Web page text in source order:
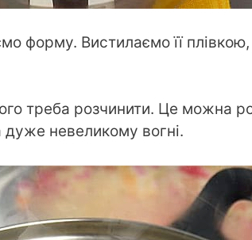
форму. Вистилаємо її
треба розчинити. Це можна
дуже невеликому вогні.